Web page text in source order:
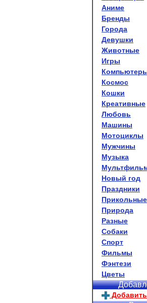
Аниме
Бренды
Города
Девушки
Животные
Игры
Космос
Кошки
Креативные
Любовь
Машины
Мотоциклы
Мужчины
Музыка
Новый год
Праздники
Прикольные
Природа
Разные
Собаки
Спорт
Фильмы
Фэнтези
Цветы